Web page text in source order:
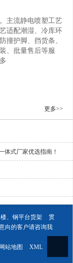
主流静电喷塑工艺
适配潮湿、冷库环
撞护脚、挡货条、
、批量售后等服
更多>>
体式厂家优选指南！
、钢平台货架
贯
向的客户请咨询我
网站地图 XML